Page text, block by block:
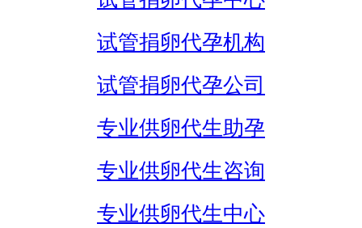
试管捐卵代孕机构
试管捐卵代孕公司
专业供卵代生助孕
专业供卵代生咨询
专业供卵代生中心